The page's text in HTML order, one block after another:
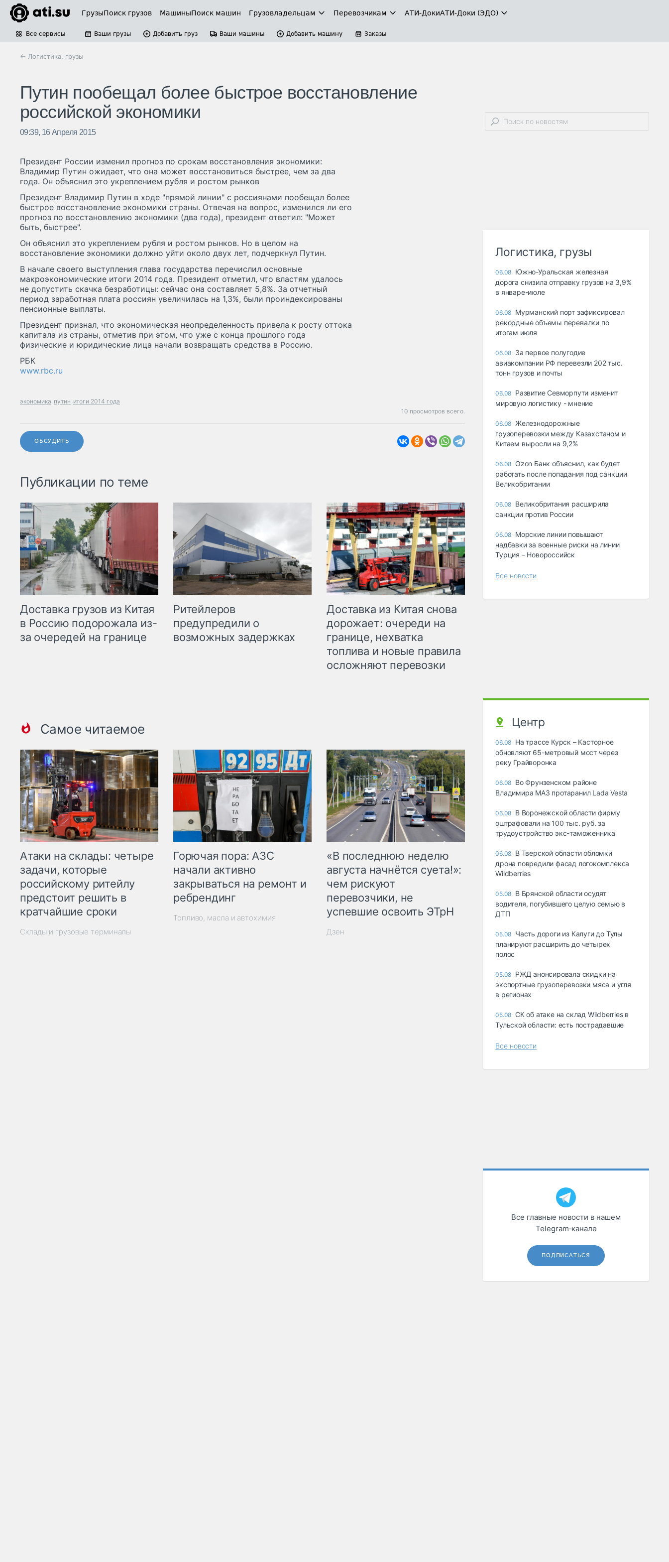
ГрузыПоиск грузов МашиныПоиск машин Грузовладельцам Перевозчикам АТИ-ДокиАТИ-Доки (ЭДО)
Все сервисы Ваши грузы Добавить груз Ваши машины Добавить машину Заказы
← Логистика, грузы
Путин пообещал более быстрое восстановление
российской экономики
09:39, 16 Апреля 2015
Президент России изменил прогноз по срокам восстановления экономики:
Владимир Путин ожидает, что она может восстановиться быстрее, чем за два
года. Он объяснил это укреплением рубля и ростом рынков
Президент Владимир Путин в ходе "прямой линии" с россиянами пообещал более
быстрое восстановление экономики страны. Отвечая на вопрос, изменился ли его
прогноз по восстановлению экономики (два года), президент ответил: "Может
быть, быстрее".
Он объяснил это укреплением рубля и ростом рынков. Но в целом на
восстановление экономики должно уйти около двух лет, подчеркнул Путин.
В начале своего выступления глава государства перечислил основные
макроэкономические итоги 2014 года. Президент отметил, что властям удалось
не допустить скачка безработицы: сейчас она составляет 5,8%. За отчетный
период заработная плата россиян увеличилась на 1,3%, были проиндексированы
пенсионные выплаты.
Президент признал, что экономическая неопределенность привела к росту оттока
капитала из страны, отметив при этом, что уже с конца прошлого года
физические и юридические лица начали возвращать средства в Россию.
РБК
www.rbc.ru
экономика путин итоги 2014 года
10 просмотров всего.
ОБСУДИТЬ
Публикации по теме
Доставка грузов из Китая
в Россию подорожала из-
за очередей на границе
Ритейлеров
предупредили о
возможных задержках
Доставка из Китая снова
дорожает: очереди на
границе, нехватка
топлива и новые правила
осложняют перевозки
Самое читаемое
Атаки на склады: четыре
задачи, которые
российскому ритейлу
предстоит решить в
кратчайшие сроки
Склады и грузовые терминалы
Горючая пора: АЗС
начали активно
закрываться на ремонт и
ребрендинг
Топливо, масла и автохимия
«В последнюю неделю
августа начнётся суета!»:
чем рискуют
перевозчики, не
успевшие освоить ЭТрН
Дзен
Логистика, грузы
06.08 Южно-Уральская железная
дорога снизила отправку грузов на 3,9%
в январе-июле
06.08 Мурманский порт зафиксировал
рекордные объемы перевалки по
итогам июля
06.08 За первое полугодие
авиакомпании РФ перевезли 202 тыс.
тонн грузов и почты
06.08 Развитие Севморпути изменит
мировую логистику - мнение
06.08 Железнодорожные
грузоперевозки между Казахстаном и
Китаем выросли на 9,2%
06.08 Ozon Банк объяснил, как будет
работать после попадания под санкции
Великобритании
06.08 Великобритания расширила
санкции против России
06.08 Морские линии повышают
надбавки за военные риски на линии
Турция – Новороссийск
Все новости
Центр
06.08 На трассе Курск – Касторное
обновляют 65-метровый мост через
реку Грайворонка
06.08 Во Фрунзенском районе
Владимира МАЗ протаранил Lada Vesta
06.08 В Воронежской области фирму
оштрафовали на 100 тыс. руб. за
трудоустройство экс-таможенника
06.08 В Тверской области обломки
дрона повредили фасад логокомплекса
Wildberries
05.08 В Брянской области осудят
водителя, погубившего целую семью в
ДТП
05.08 Часть дороги из Калуги до Тулы
планируют расширить до четырех
полос
05.08 РЖД анонсировала скидки на
экспортные грузоперевозки мяса и угля
в регионах
05.08 СК об атаке на склад Wildberries в
Тульской области: есть пострадавшие
Все новости
Все главные новости в нашем
Telegram‑канале
ПОДПИСАТЬСЯ